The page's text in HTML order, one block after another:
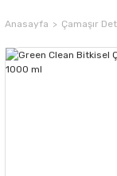
Anasayfa Çamaşır